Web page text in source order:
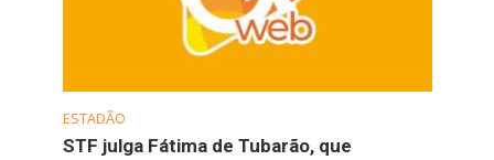
ESTADÃO
STF julga Fátima de Tubarão, que